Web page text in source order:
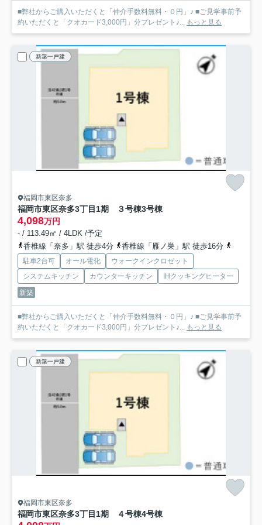
■弊社からご購入いただくと「仲介手数料無料・０円」♪ ■ご見学事前予
約いただくと「クオカード3,000円」分プレゼント♪... もっと見る
新築一戸建
福岡市東区奈多
福岡市東区奈多3丁目1期 ３号棟3号棟
4,098万円
- / 113.49㎡ / 4LDK /予定
香椎線「奈多」駅 徒歩4分
香椎線「雁ノ巣」駅 徒歩16分
駐車2台可 オール電化
ウォークインクロゼット
システムキッチン
カウンターキッチン
IHクッキングヒーター
新築
■弊社からご購入いただくと「仲介手数料無料・０円」♪ ■ご見学事前予
約いただくと「クオカード3,000円」分プレゼント♪... もっと見る
新築一戸建
福岡市東区奈多
福岡市東区奈多3丁目1期 ４号棟4号棟